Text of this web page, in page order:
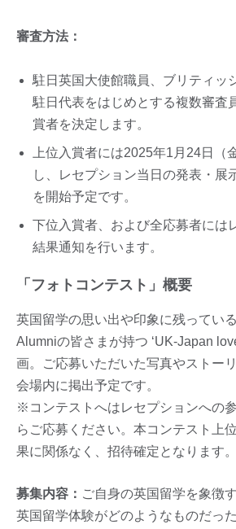
審査方法：
駐日英国大使館職員、ブリティッ
駐日代表をはじめとする複数審査
賞者を決定します。
上位入賞者には2025年1月24日（
し、レセプション当日の発表・展
を開始予定です。
下位入賞者、および全応募者には
結果通知を行います。
「フォトコンテスト」概要
英国留学の思い出や印象に残ってい
Alumniの皆さまが持つ ‘UK-Japan
画。ご応募いただいた写真やストー
会場内に掲出予定です。
※コンテストへはレセプションへの
らご応募ください。本コンテスト上
果に関係なく、招待確定となります。
募集内容： ご自身の英国留学を象徴
英国留学体験がどのようなものだっ